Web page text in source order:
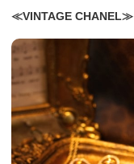
≪VINTAGE CHANEL≫